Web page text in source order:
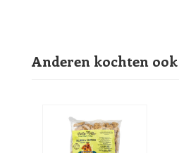
Anderen kochten ook